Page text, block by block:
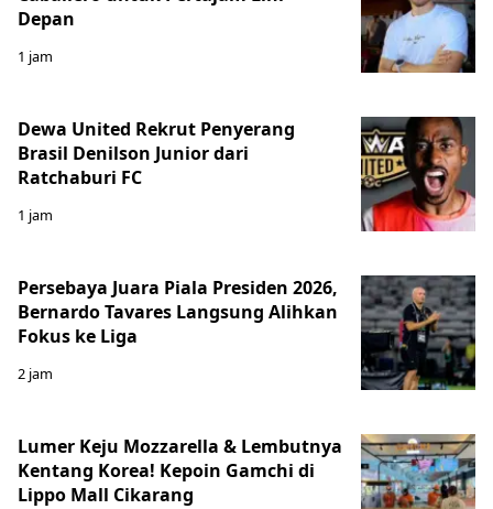
Depan
1 jam
Dewa United Rekrut Penyerang
Brasil Denilson Junior dari
Ratchaburi FC
1 jam
Persebaya Juara Piala Presiden 2026,
Bernardo Tavares Langsung Alihkan
Fokus ke Liga
2 jam
Lumer Keju Mozzarella & Lembutnya
Kentang Korea! Kepoin Gamchi di
Lippo Mall Cikarang